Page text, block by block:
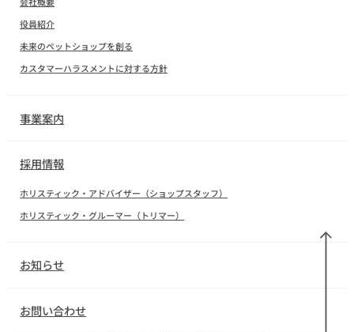
役員紹介
未来のペットショップを創る
カスタマーハラスメントに対する方針
事業案内
採用情報
ホリスティック・アドバイザー（ショップスタッフ）
ホリスティック・グルーマー（トリマー）
お知らせ
お問い合わせ